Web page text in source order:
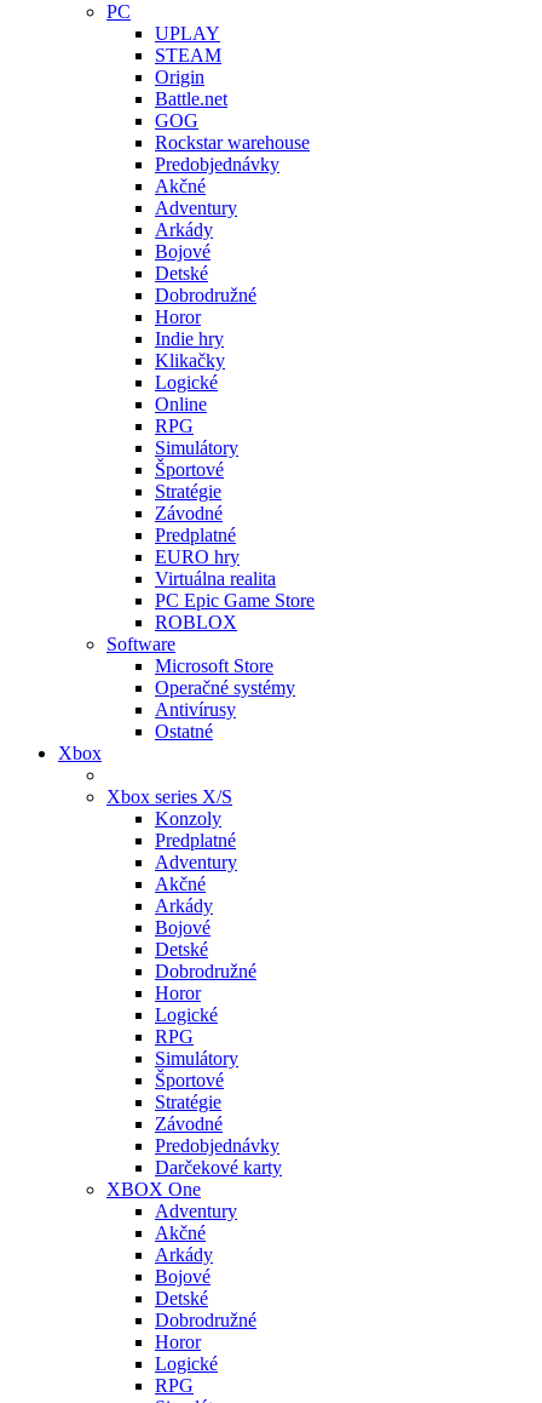
PC
UPLAY
STEAM
Origin
Battle.net
GOG
Rockstar warehouse
Predobjednávky
Akčné
Adventury
Arkády
Bojové
Detské
Dobrodružné
Horor
Indie hry
Klikačky
Logické
Online
RPG
Simulátory
Športové
Stratégie
Závodné
Predplatné
EURO hry
Virtuálna realita
PC Epic Game Store
ROBLOX
Software
Microsoft Store
Operačné systémy
Antivírusy
Ostatné
Xbox
Xbox series X/S
Konzoly
Predplatné
Adventury
Akčné
Arkády
Bojové
Detské
Dobrodružné
Horor
Logické
RPG
Simulátory
Športové
Stratégie
Závodné
Predobjednávky
Darčekové karty
XBOX One
Adventury
Akčné
Arkády
Bojové
Detské
Dobrodružné
Horor
Logické
RPG